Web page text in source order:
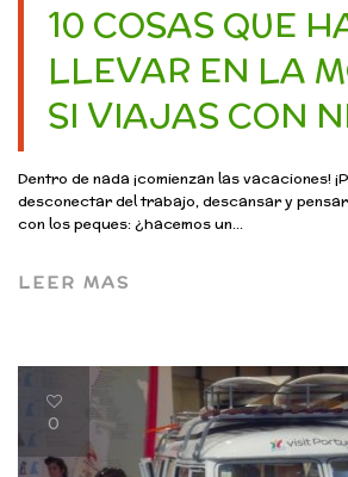
10 COSAS QUE
LLEVAR EN LA
SI VIAJAS CON
Dentro de nada ¡comienzan las vacaciones!
desconectar del trabajo, descansar y
con los peques: ¿hacemos un...
LEER MAS
0